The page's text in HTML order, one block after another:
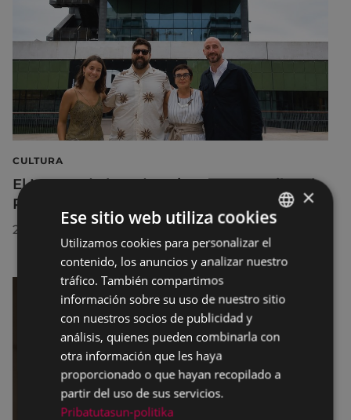
CULTURA
El Museo de la Industria Armera recibe el
Premio Delta Cultura a la Trayectoria 2026
23/07/2026
BASQUE
SPANISH
×
Ese sitio web utiliza cookies
Utilizamos cookies para personalizar el
contenido, los anuncios y analizar nuestro
tráfico. También compartimos
información sobre su uso de nuestro sitio
con nuestros socios de publicidad y
análisis, quienes pueden combinarla con
otra información que les haya
proporcionado o que hayan recopilado a
partir del uso de sus servicios.
Pribatutasun-politika